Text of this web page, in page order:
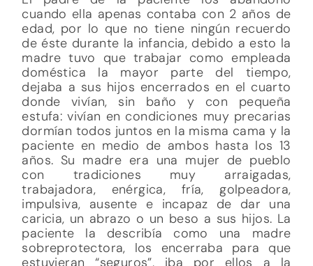
cuando ella apenas contaba con 2 años de
edad, por lo que no tiene ningún recuerdo
de éste durante la infancia, debido a esto la
madre tuvo que trabajar como empleada
doméstica la mayor parte del tiempo,
dejaba a sus hijos encerrados en el cuarto
donde vivían, sin baño y con pequeña
estufa: vivían en condiciones muy precarias
dormían todos juntos en la misma cama y la
paciente en medio de ambos hasta los 13
años. Su madre era una mujer de pueblo
con tradiciones muy arraigadas,
trabajadora, enérgica, fría, golpeadora,
impulsiva, ausente e incapaz de dar una
caricia, un abrazo o un beso a sus hijos. La
paciente la describía como una madre
sobreprotectora, los encerraba para que
estuvieran “seguros”, iba por ellos a la